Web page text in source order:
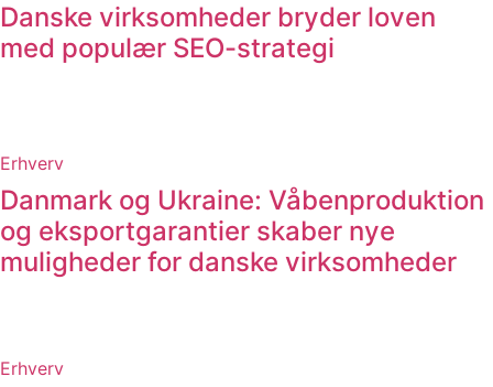
Danske virksomheder bryder loven
med populær SEO-strategi
Erhverv
Danmark og Ukraine: Våbenproduktion
og eksportgarantier skaber nye
muligheder for danske virksomheder
Erhverv